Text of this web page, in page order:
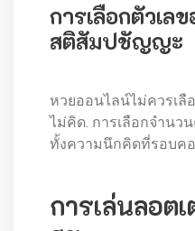
การเลือกตัวเล
สติสัมปชัญญะ
หวยออนไลน์ไม่ควรเลื
ไม่คิด. การเลือกจำนว
ทั้งความนึกคิดที่รอบคอ
การเล่นลอต